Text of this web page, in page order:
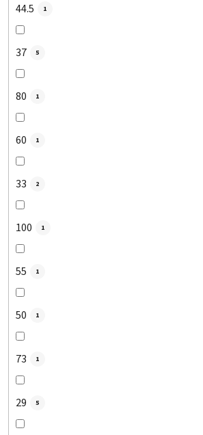
44.5 1
37 5
80 1
60 1
33 2
100 1
55 1
50 1
73 1
29 5